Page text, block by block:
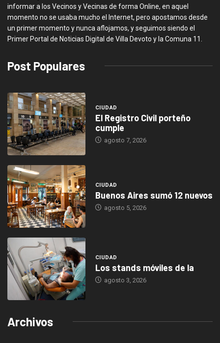
informar a los Vecinos y Vecinas de forma Online, en aquel
momento no se usaba mucho el Internet, pero apostamos desde
un primer momento y nunca aflojamos, y seguimos siendo el
Primer Portal de Noticias Digital de Villa Devoto y la Comuna 11.
Post Populares
CIUDAD
El Registro Civil porteño
cumple
agosto 7, 2026
CIUDAD
Buenos Aires sumó 12 nuevos
agosto 5, 2026
CIUDAD
Los stands móviles de la
agosto 3, 2026
Archivos